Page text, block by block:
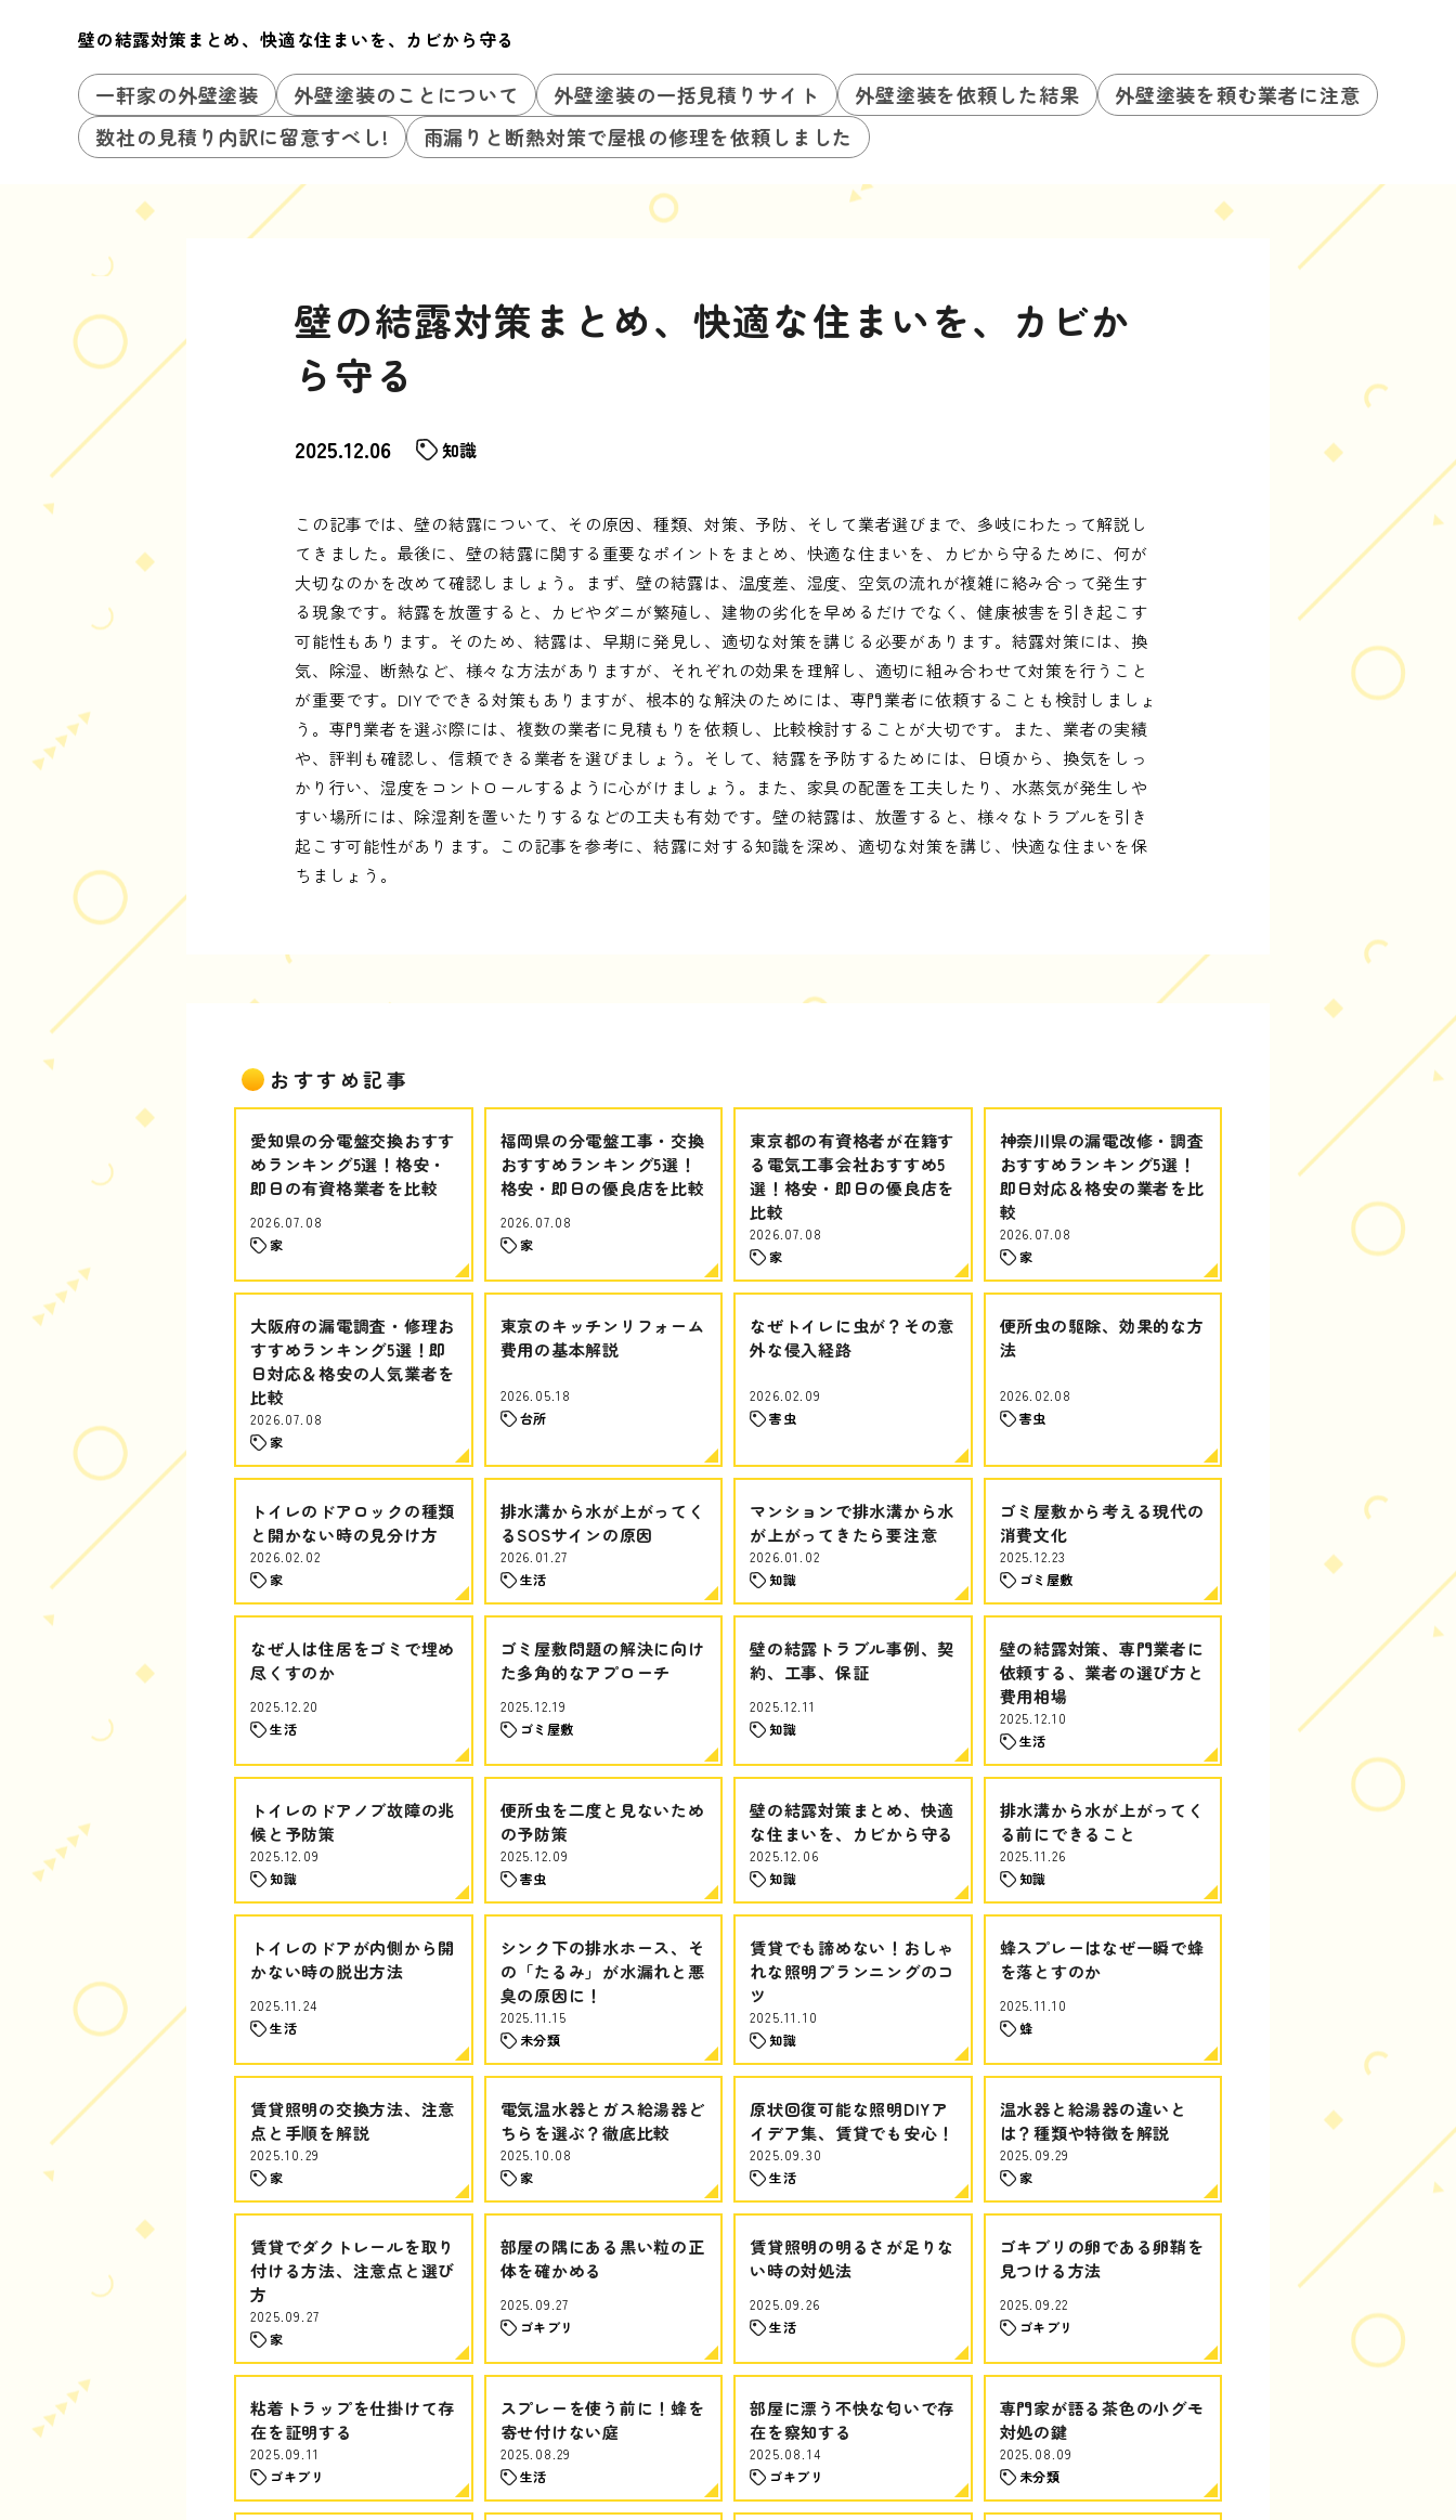
壁の結露対策まとめ、快適な住まいを、カビから守る
一軒家の外壁塗装 外壁塗装のことについて 外壁塗装の一括見積りサイト 外壁塗装を依頼した結果
外壁塗装を頼む業者に注意
数社の見積り内訳に留意すべし!
雨漏りと断熱対策で屋根の修理を依頼しました
壁の結露対策まとめ、快適な住まいを、カビか
ら守る
2025.12.06 知識
この記事では、壁の結露について、その原因、種類、対策、予防、そして業者選びまで、多岐にわたって解説し
てきました。最後に、壁の結露に関する重要なポイントをまとめ、快適な住まいを、カビから守るために、何が
大切なのかを改めて確認しましょう。まず、壁の結露は、温度差、湿度、空気の流れが複雑に絡み合って発生す
る現象です。結露を放置すると、カビやダニが繁殖し、建物の劣化を早めるだけでなく、健康被害を引き起こす
可能性もあります。そのため、結露は、早期に発見し、適切な対策を講じる必要があります。結露対策には、換
気、除湿、断熱など、様々な方法がありますが、それぞれの効果を理解し、適切に組み合わせて対策を行うこと
が重要です。DIYでできる対策もありますが、根本的な解決のためには、専門業者に依頼することも検討しましょ
う。専門業者を選ぶ際には、複数の業者に見積もりを依頼し、比較検討することが大切です。また、業者の実績
や、評判も確認し、信頼できる業者を選びましょう。そして、結露を予防するためには、日頃から、換気をしっ
かり行い、湿度をコントロールするように心がけましょう。また、家具の配置を工夫したり、水蒸気が発生しや
すい場所には、除湿剤を置いたりするなどの工夫も有効です。壁の結露は、放置すると、様々なトラブルを引き
起こす可能性があります。この記事を参考に、結露に対する知識を深め、適切な対策を講じ、快適な住まいを保
ちましょう。
おすすめ記事
愛知県の分電盤交換おすす
めランキング5選！格安・
即日の有資格業者を比較
2026.07.08
家
福岡県の分電盤工事・交換
おすすめランキング5選！
格安・即日の優良店を比較
2026.07.08
家
東京都の有資格者が在籍す
る電気工事会社おすすめ5
選！格安・即日の優良店を
比較
2026.07.08
家
神奈川県の漏電改修・調査
おすすめランキング5選！
即日対応＆格安の業者を比
較
2026.07.08
家
大阪府の漏電調査・修理お
すすめランキング5選！即
日対応＆格安の人気業者を
比較
2026.07.08
家
東京のキッチンリフォーム
費用の基本解説
2026.05.18
台所
なぜトイレに虫が？その意
外な侵入経路
2026.02.09
害虫
便所虫の駆除、効果的な方
法
2026.02.08
害虫
トイレのドアロックの種類
と開かない時の見分け方
2026.02.02
家
排水溝から水が上がってく
るSOSサインの原因
2026.01.27
生活
マンションで排水溝から水
が上がってきたら要注意
2026.01.02
知識
ゴミ屋敷から考える現代の
消費文化
2025.12.23
ゴミ屋敷
なぜ人は住居をゴミで埋め
尽くすのか
2025.12.20
生活
ゴミ屋敷問題の解決に向け
た多角的なアプローチ
2025.12.19
ゴミ屋敷
壁の結露トラブル事例、契
約、工事、保証
2025.12.11
知識
壁の結露対策、専門業者に
依頼する、業者の選び方と
費用相場
2025.12.10
生活
トイレのドアノブ故障の兆
候と予防策
2025.12.09
知識
便所虫を二度と見ないため
の予防策
2025.12.09
害虫
壁の結露対策まとめ、快適
な住まいを、カビから守る
2025.12.06
知識
排水溝から水が上がってく
る前にできること
2025.11.26
知識
トイレのドアが内側から開
かない時の脱出方法
2025.11.24
生活
シンク下の排水ホース、そ
の「たるみ」が水漏れと悪
臭の原因に！
2025.11.15
未分類
賃貸でも諦めない！おしゃ
れな照明プランニングのコ
ツ
2025.11.10
知識
蜂スプレーはなぜ一瞬で蜂
を落とすのか
2025.11.10
蜂
賃貸照明の交換方法、注意
点と手順を解説
2025.10.29
家
電気温水器とガス給湯器ど
ちらを選ぶ？徹底比較
2025.10.08
家
原状回復可能な照明DIYア
イデア集、賃貸でも安心！
2025.09.30
生活
温水器と給湯器の違いと
は？種類や特徴を解説
2025.09.29
家
賃貸でダクトレールを取り
付ける方法、注意点と選び
方
2025.09.27
家
部屋の隅にある黒い粒の正
体を確かめる
2025.09.27
ゴキブリ
賃貸照明の明るさが足りな
い時の対処法
2025.09.26
生活
ゴキブリの卵である卵鞘を
見つける方法
2025.09.22
ゴキブリ
粘着トラップを仕掛けて存
在を証明する
2025.09.11
ゴキブリ
スプレーを使う前に！蜂を
寄せ付けない庭
2025.08.29
生活
部屋に漂う不快な匂いで存
在を察知する
2025.08.14
ゴキブリ
専門家が語る茶色の小グモ
対処の鍵
2025.08.09
未分類